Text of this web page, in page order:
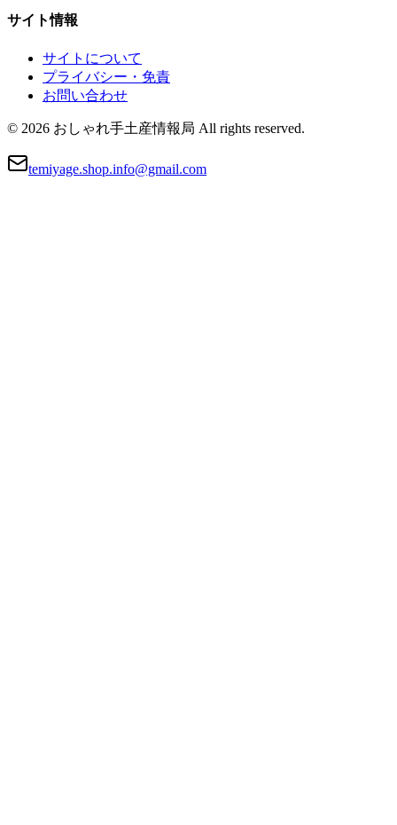
サイト情報
サイトについて
プライバシー・免責
お問い合わせ
© 2026 おしゃれ手土産情報局 All rights reserved.
temiyage.shop.info@gmail.com